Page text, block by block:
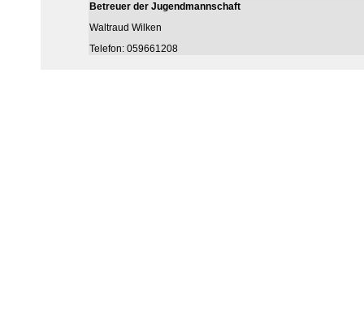
Betreuer der Jugendmannschaft
Waltraud Wilken
Telefon: 059661208